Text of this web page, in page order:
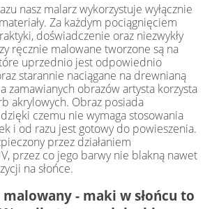
nasz malarz wykorzystuje wyłącznie
Za każdym pociągnięciem
doświadczenie oraz niezwykły
ręcznie malowane tworzone są na
uprzednio jest odpowiednio
starannie naciągane na drewnianą
zamawianych obrazów artysta korzysta
akrylowych. Obraz posiada
czemu nie wymaga stosowania
i od razu jest gotowy do powieszenia.
przez działaniem
przez co jego barwy nie blakną nawet
na słońce.
- maki w słońcu to